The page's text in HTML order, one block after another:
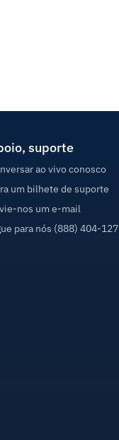
suporte
ao vivo conosco
um bilhete de suporte
nos um e-mail
para nós (888) 404-